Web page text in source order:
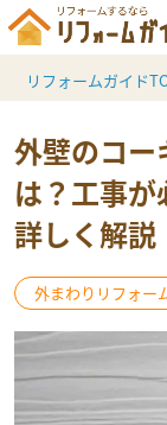
リフォームガイド
外壁のコー
は？工事
詳しく解説
外まわりリフォー